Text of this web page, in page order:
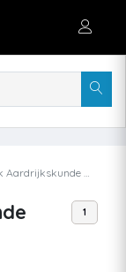
Amerika - Nr 1 + 2 - Lombard - 1961
1